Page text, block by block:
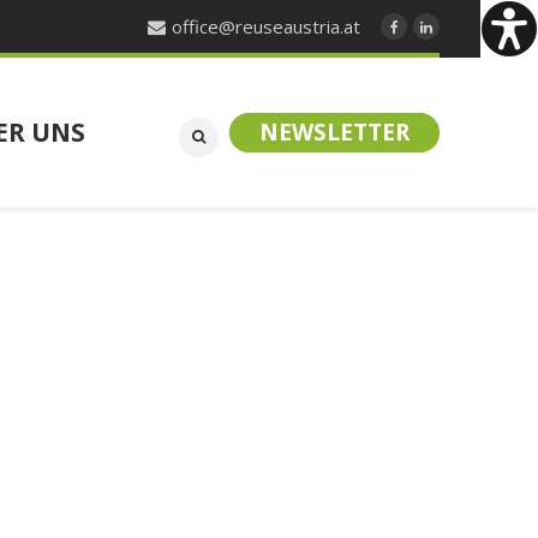
office@reuseaustria.at
UNS NEWSLETTER